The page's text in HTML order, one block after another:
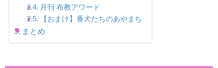
月刊 布教アワード
【おまけ】番犬たちのあやまち
まとめ